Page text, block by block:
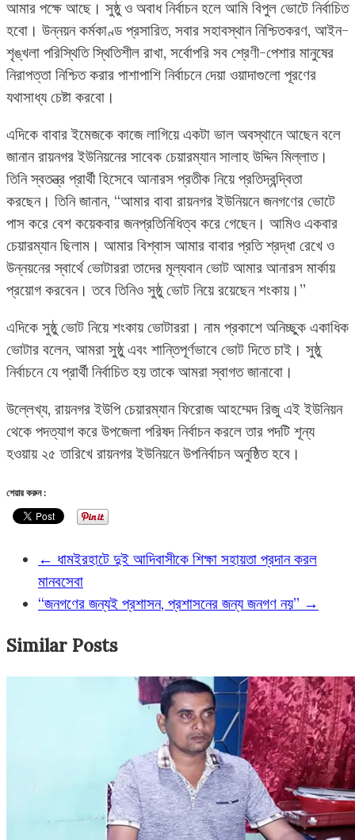
আমার পক্ষে আছে। সুষ্ঠু ও অবাধ নির্বাচন হলে আমি বিপুল ভোটে নির্বাচিত
হবো। উন্নয়ন কর্মকাণ্ড প্রসারিত, সবার সহাবস্থান নিশ্চিতকরণ, আইন-
শৃঙ্খলা পরিস্থিতি স্থিতিশীল রাখা, সর্বোপরি সব শ্রেণী-পেশার মানুষের
নিরাপত্তা নিশ্চিত করার পাশাপাশি নির্বাচনে দেয়া ওয়াদাগুলো পূরণের
যথাসাধ্য চেষ্টা করবো।
এদিকে বাবার ইমেজকে কাজে লাগিয়ে একটা ভাল অবস্থানে আছেন বলে
জানান রায়নগর ইউনিয়নের সাবেক চেয়ারম্যান সালাহ উদ্দিন মিল্লাত।
তিনি স্বতন্ত্র প্রার্থী হিসেবে আনারস প্রতীক নিয়ে প্রতিদ্বন্দ্বিতা
করছেন। তিনি জানান, “আমার বাবা রায়নগর ইউনিয়নে জনগণের ভোটে
পাস করে বেশ কয়েকবার জনপ্রতিনিধিত্ব করে গেছেন। আমিও একবার
চেয়ারম্যান ছিলাম। আমার বিশ্বাস আমার বাবার প্রতি শ্রদ্ধা রেখে ও
উন্নয়নের স্বার্থে ভোটাররা তাদের মূল্যবান ভোট আমার আনারস মার্কায়
প্রয়োগ করবেন। তবে তিনিও সুষ্ঠু ভোট নিয়ে রয়েছেন শংকায়।”
এদিকে সুষ্ঠু ভোট নিয়ে শংকায় ভোটাররা। নাম প্রকাশে অনিচ্ছুক একাধিক
ভোটার বলেন, আমরা সুষ্ঠু এবং শান্তিপূর্ণভাবে ভোট দিতে চাই। সুষ্ঠু
নির্বাচনে যে প্রার্থী নির্বাচিত হয় তাকে আমরা স্বাগত জানাবো।
উল্লেখ্য, রায়নগর ইউপি চেয়ারম্যান ফিরোজ আহম্মেদ রিজু এই ইউনিয়ন
থেকে পদত্যাগ করে উপজেলা পরিষদ নির্বাচন করলে তার পদটি শূন্য
হওয়ায় ২৫ তারিখে রায়নগর ইউনিয়নে উপনির্বাচন অনুষ্ঠিত হবে।
শেয়ার করুন :
← ধামইরহাটে দুই আদিবাসীকে শিক্ষা সহায়তা প্রদান করল
মানবসেবা
“জনগণের জন্যই প্রশাসন, প্রশাসনের জন্য জনগণ নয়” →
Similar Posts